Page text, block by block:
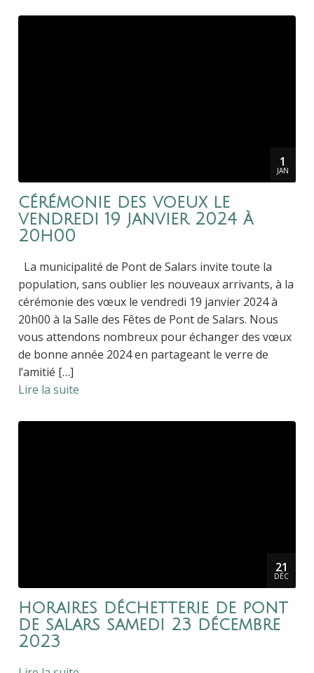
1
JAN
cérémonie des voeux le
vendredi 19 janvier 2024 à
20h00
La municipalité de Pont de Salars invite toute la
population, sans oublier les nouveaux arrivants, à la
cérémonie des vœux le vendredi 19 janvier 2024 à
20h00 à la Salle des Fêtes de Pont de Salars. Nous
vous attendons nombreux pour échanger des vœux
de bonne année 2024 en partageant le verre de
l’amitié […]
Lire la suite
21
DÉC
horaires déchetterie de pont
de salars samedi 23 décembre
2023